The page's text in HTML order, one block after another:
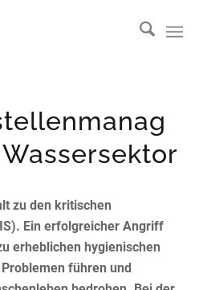
zu den kritischen
Ein erfolgreicher Angriff
erheblichen hygienischen
führen und